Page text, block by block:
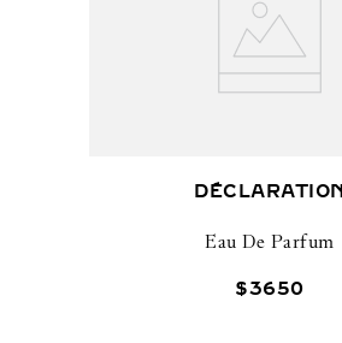
DÉCLARATION
Eau De Parfum
$3650